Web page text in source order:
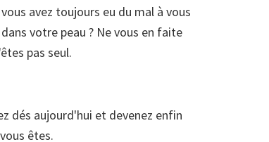
avez toujours eu du mal à vous
votre peau ? Ne vous en faite
pas seul.
dés aujourd'hui et devenez enfin
êtes.